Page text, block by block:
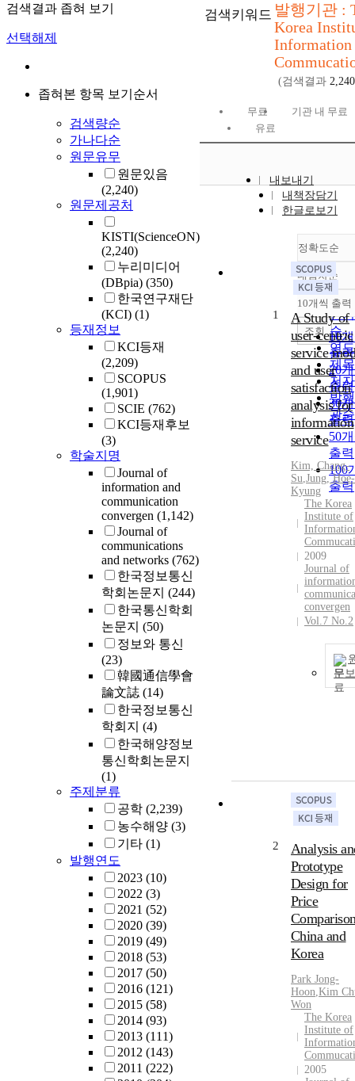
검색결과 좁혀 보기
선택해제
좁혀본 항목 보기순서
검색량순
가나다순
원문유무
원문있음
(2,240)
원문제공처
KISTI(ScienceON)
(2,240)
누리미디어
(DBpia) (350)
한국연구재단
(KCI) (1)
등재정보
KCI등재
(2,209)
SCOPUS
(1,901)
SCIE (762)
KCI등재후보
(3)
학술지명
Journal of
information and
communication
convergen (1,142)
Journal of
communications
and networks (762)
한국정보통신
학회논문지 (244)
한국통신학회
논문지 (50)
정보와 통신
(23)
韓國通信學會
論文誌 (14)
한국정보통신
학회지 (4)
한국해양정보
통신학회논문지
(1)
주제분류
공학 (2,239)
농수해양 (3)
기타 (1)
발행연도
2023 (10)
2022 (3)
2021 (52)
2020 (39)
2019 (49)
2018 (53)
2017 (50)
2016 (121)
2015 (58)
2014 (93)
2013 (111)
2012 (143)
2011 (222)
검색키워드 발행기관 :
Korea
Information
(검색결과 2,240
무료
기관 내 무료
유료
내보내기
내책장담기
한글로보기
정확도순
정
순
인
순
연
제
저
발
관순
내림차순
내
10개씩 출력
10
출력
20
출력
30
출력
50
출력
100
출력
조회
1
A Study of
user-centric
service
and user
satisfaction
analysis for
information
service
Kim, Chang-
Su,Jung, Hoe-
Kyung
The Korea
Institute of
2009
Journal of
convergen
Vol.7 No.2
문
2
Analysis
Prototype
Design for
Price
China and
Korea
Park Jong-
Hoon,Kim
Won
The Korea
Institute of
2005